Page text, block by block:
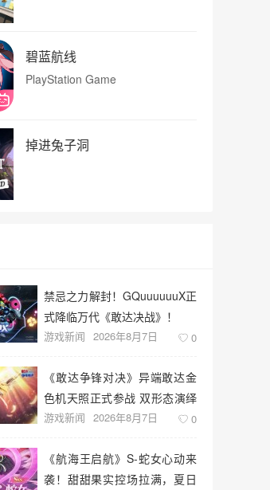
碧蓝航线
PlayStation Game
掉进兔子洞
禁忌之力解封！GQuuuuuuX正
式降临万代《敢达决战》！
游戏新闻 2026年8月7日 0
《敢达争锋对决》异端敢达金
色机天照正式参战 双形态演绎
空中战技
游戏新闻 2026年8月7日 0
《航海王启航》S-蛇女心动来
袭！甜甜果实控场拉满，夏日